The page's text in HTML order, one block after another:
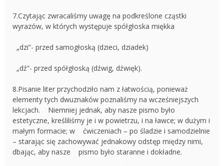
7.Czytając zwracaliśmy uwagę na podkreślone cząstki
wyrazów, w których występuje spółgłoska miękka
„dzi”- przed samogłoską (dzieci, dziadek)
„dź”- przed spółgłoską (dźwig, dźwięk).
8.Pisanie liter przychodziło nam z łatwością, ponieważ
elementy tych dwuznaków poznaliśmy na wcześniejszych
lekcjach. Niemniej jednak, aby nasze pismo było
estetyczne, kreśliliśmy je i w powietrzu, i na ławce; w dużym i
małym formacie; w ćwiczeniach – po śladzie i samodzielnie
– starając się zachowywać jednakowy odstęp między nimi,
dbając, aby nasze pismo było staranne i dokładne.